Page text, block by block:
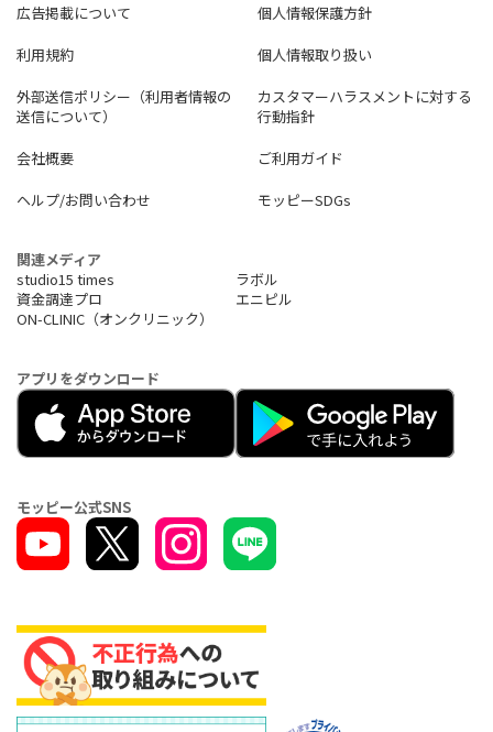
広告掲載について
個人情報保護方針
利用規約
個人情報取り扱い
外部送信ポリシー（利用者情報の
送信について）
カスタマーハラスメントに対する
行動指針
会社概要
ご利用ガイド
ヘルプ/お問い合わせ
モッピーSDGs
関連メディア
studio15 times
ラボル
資金調達プロ
エニピル
ON-CLINIC（オンクリニック）
アプリをダウンロード
モッピー公式SNS